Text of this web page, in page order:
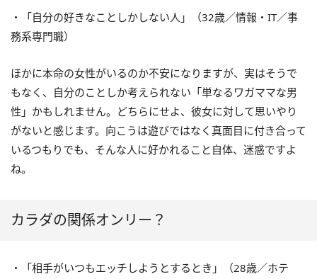
・「自分の好きなことしかしない人」（32歳／情報・IT／事
務系専門職）
ほかに本命の女性がいるのか不安になりますが、実はそうで
もなく、自分のことしか考えられない「単なるワガママな男
性」かもしれません。どちらにせよ、彼女に対して思いやり
がないと感じます。向こうは遊びではなく真面目に付き合って
いるつもりでも、そんな人に好かれること自体、迷惑ですよ
ね。
カラダの関係オンリー？
・「相手がいつもエッチしようとするとき」（28歳／ホテ